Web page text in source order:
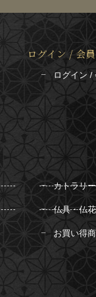
ログイン / 会
ログイン /
カトラリー
仏具・仏花
お買い得